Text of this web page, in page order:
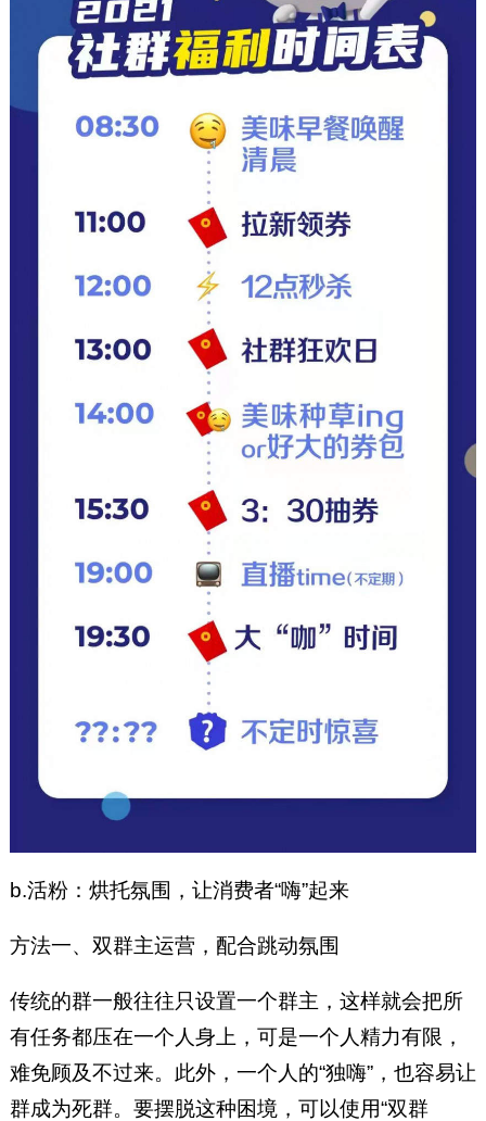
b.活粉：烘托氛围，让消费者“嗨”起来
方法一、双群主运营，配合跳动氛围
传统的群一般往往只设置一个群主，这样就会把所
有任务都压在一个人身上，可是一个人精力有限，
难免顾及不过来。此外，一个人的“独嗨”，也容易让
群成为死群。要摆脱这种困境，可以使用“双群